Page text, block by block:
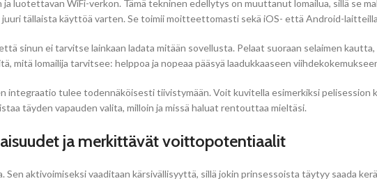
luotettavan WiFi-verkon. Tämä tekninen edellytys on muuttanut lomailua, sillä se
tällaista käyttöä varten. Se toimii moitteettomasti sekä iOS- että Android-
sinun ei tarvitse lainkaan ladata mitään sovellusta. Pelaat suoraan selaimen
mitä lomailija tarvitsee: helppoa ja nopeaa pääsyä laadukkaaseen
integraatio tulee todennäköisesti tiivistymään. Voit kuvitella esimerkiksi pelisession
täyden vapauden valita, milloin ja missä haluat rentouttaa mieltäsi.
ja merkittävät voittopotentiaalit
aktivoimiseksi vaaditaan kärsivällisyyttä, sillä jokin prinsessoista täytyy saada